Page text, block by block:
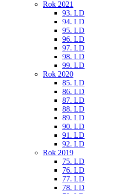
Rok 2021
93. LD
94. LD
95. LD
96. LD
97. LD
98. LD
99. LD
Rok 2020
85. LD
86. LD
87. LD
88. LD
89. LD
90. LD
91. LD
92. LD
Rok 2019
75. LD
76. LD
77. LD
78. LD